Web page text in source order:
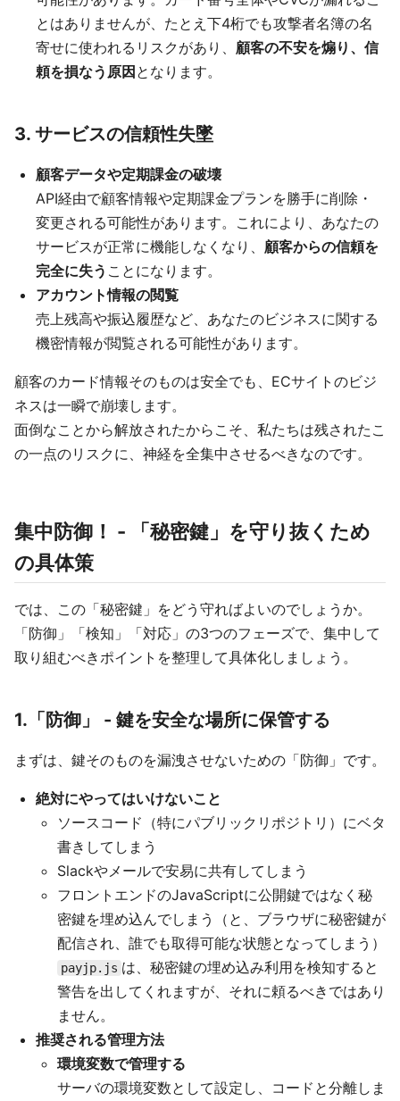
とはありませんが、たとえ下4桁でも攻撃者名簿の名
寄せに使われるリスクがあり、 顧客の不安を煽り、信
頼を損なう原因となります。
3. サービスの信頼性失墜
顧客データや定期課金の破壊
API経由で顧客情報や定期課金プランを勝手に削除・
変更される可能性があります。これにより、あなたの
サービスが正常に機能しなくなり、 顧客からの信頼を
完全に失う ことになります。
アカウント情報の閲覧
売上残高や振込履歴など、あなたのビジネスに関する
機密情報が閲覧される可能性があります。
顧客のカード情報そのものは安全でも、ECサイトのビジ
ネスは一瞬で崩壊します。
面倒なことから解放されたからこそ、私たちは残されたこ
の一点のリスクに、神経を全集中させるべきなのです。
集中防御！ - 「秘密鍵」を守り抜くため
の具体策
では、この「秘密鍵」をどう守ればよいのでしょうか。
「防御」「検知」「対応」の3つのフェーズで、集中して
取り組むべきポイントを整理して具体化しましょう。
1.「防御」 - 鍵を安全な場所に保管する
まずは、鍵そのものを漏洩させないための「防御」です。
絶対にやってはいけないこと
ソースコード（特にパブリックリポジトリ）にベタ
書きしてしまう
Slackやメールで安易に共有してしまう
フロントエンドのJavaScriptに公開鍵ではなく秘
密鍵を埋め込んでしまう（と、ブラウザに秘密鍵が
配信され、誰でも取得可能な状態となってしまう）
payjp.js は、秘密鍵の埋め込み利用を検知すると
警告を出してくれますが、それに頼るべきではあり
ません。
推奨される管理方法
環境変数で管理する
サーバの環境変数として設定し、コードと分離しま